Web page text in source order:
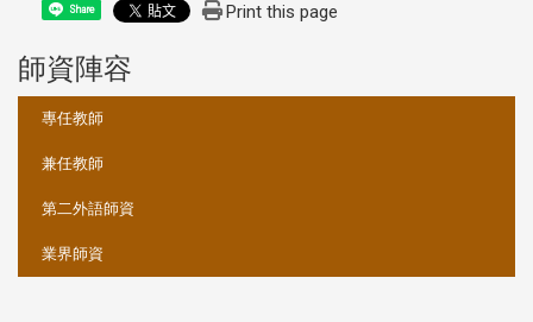
Share Print this page
師資陣容
專任教師
兼任教師
第二外語師資
業界師資